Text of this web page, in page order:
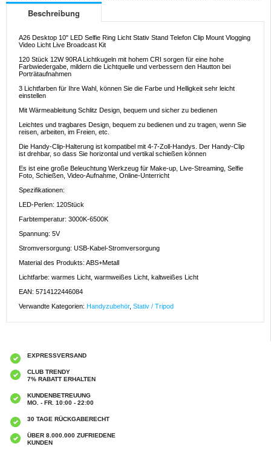
Beschreibung
A26 Desktop 10" LED Selfie Ring Licht Stativ Stand Telefon Clip Mount Vlogging
Video Licht Live Broadcast Kit
120 Stück 12W 90RA Lichtkugeln mit hohem CRI sorgen für eine hohe
Farbwiedergabe, mildern die Lichtquelle und verbessern den Hautton bei
Porträtaufnahmen
3 Lichtfarben für Ihre Wahl, können Sie die Farbe und Helligkeit sehr leicht
einstellen
Mit Wärmeableitung Schlitz Design, bequem und sicher zu bedienen
Leichtes und tragbares Design, bequem zu bedienen und zu tragen, wenn Sie
reisen, arbeiten, im Freien, etc.
Die Handy-Clip-Halterung ist kompatibel mit 4-7-Zoll-Handys. Der Handy-Clip
ist drehbar, so dass Sie horizontal und vertikal schießen können
Es ist eine große Beleuchtung Werkzeug für Make-up, Live-Streaming, Selfie
Foto, Schießen, Video-Aufnahme, Online-Unterricht
Spezifikationen:
LED-Perlen: 120Stück
Farbtemperatur: 3000K-6500K
Spannung: 5V
Stromversorgung: USB-Kabel-Stromversorgung
Material des Produkts: ABS+Metall
Lichtfarbe: warmes Licht, warmweißes Licht, kaltweißes Licht
EAN: 5714122446084
Verwandte Kategorien: Handyzubehör, Stativ / Tripod
EXPRESSVERSAND
CLUB TRENDY
7% RABATT ERHALTEN
KUNDENBETREUUNG
MO. - FR. 10:00 - 22:00
30 TAGE RÜCKGABERECHT
ÜBER 8.000.000 ZUFRIEDENE
KUNDEN